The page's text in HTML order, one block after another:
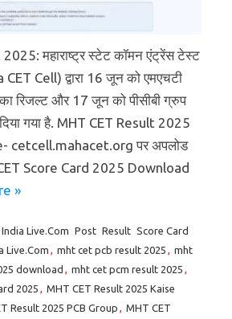
महाराष्ट्र स्टेट कॉमन एंट्रेंस टेस्ट
Cell) द्वारा 16 जून को एमएचटी
का रिजल्ट और 17 जून को पीसीबी ग्रुप
गया है. MHT CET Result 2025
cetcell.mahacet.org पर अपलोड
Score Card 2025 Download
»
Live.Com Post Result Score Card
Live.Com , mht cet pcb result 2025 , mht
download , mht cet pcm result 2025 ,
2025 , MHT CET Result 2025 Kaise
Result 2025 PCB Group , MHT CET